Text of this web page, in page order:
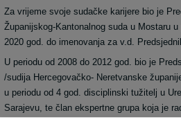
Za vrijeme svoje sudačke karijere bio je
Županijskog-Kantonalnog suda u Mostaru
2020 god. do imenovanja za v.d.
U periodu od 2008 do 2012 god. bio je
/sudija Hercegovačko- Neretvanske
u periodu od 4 god. disciplinski tužitelj u
Sarajevu, te član ekspertne grupa koja je